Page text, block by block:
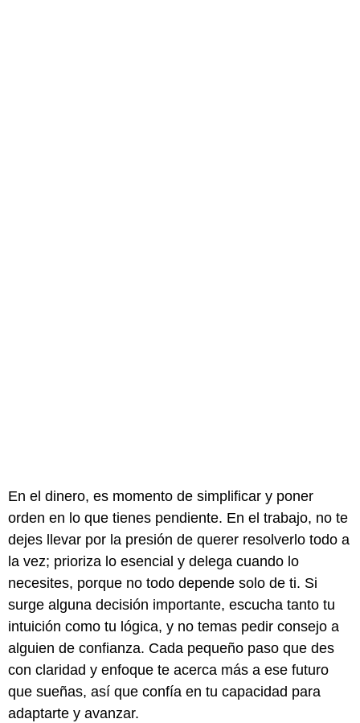
En el dinero, es momento de simplificar y poner
orden en lo que tienes pendiente. En el trabajo, no te
dejes llevar por la presión de querer resolverlo todo a
la vez; prioriza lo esencial y delega cuando lo
necesites, porque no todo depende solo de ti. Si
surge alguna decisión importante, escucha tanto tu
intuición como tu lógica, y no temas pedir consejo a
alguien de confianza. Cada pequeño paso que des
con claridad y enfoque te acerca más a ese futuro
que sueñas, así que confía en tu capacidad para
adaptarte y avanzar.